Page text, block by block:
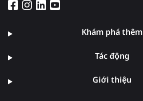
Khám phá thêm
Tác động
Giới thiệu